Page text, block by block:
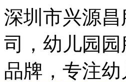
深圳市兴源
司，幼儿园
品牌，专注